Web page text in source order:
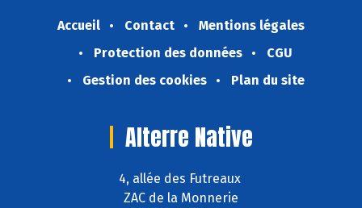
Accueil Contact
Mentions légales
Protection des données
CGU
Gestion des cookies
Plan du site
Alterre Native
4, allée des Futreaux
ZAC de la Monnerie